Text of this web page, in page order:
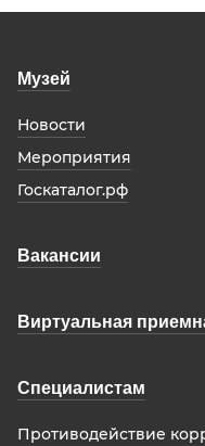
Музей
Новости
Мероприятия
Госкаталог.рф
Вакансии
Виртуальная
Специалистам
Противодействие